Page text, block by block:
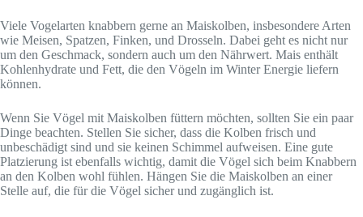
Viele Vogelarten knabbern gerne an Maiskolben, insbesondere Arten
wie Meisen, Spatzen, Finken, und Drosseln. Dabei geht es nicht nur
um den Geschmack, sondern auch um den Nährwert. Mais enthält
Kohlenhydrate und Fett, die den Vögeln im Winter Energie liefern
können.
Wenn Sie Vögel mit Maiskolben füttern möchten, sollten Sie ein paar
Dinge beachten. Stellen Sie sicher, dass die Kolben frisch und
unbeschädigt sind und sie keinen Schimmel aufweisen. Eine gute
Platzierung ist ebenfalls wichtig, damit die Vögel sich beim Knabbern
an den Kolben wohl fühlen. Hängen Sie die Maiskolben an einer
Stelle auf, die für die Vögel sicher und zugänglich ist.